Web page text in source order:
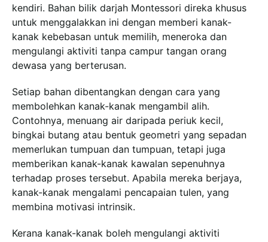
kendiri. Bahan bilik darjah Montessori direka khusus
untuk menggalakkan ini dengan memberi kanak-
kanak kebebasan untuk memilih, meneroka dan
mengulangi aktiviti tanpa campur tangan orang
dewasa yang berterusan.
Setiap bahan dibentangkan dengan cara yang
membolehkan kanak-kanak mengambil alih.
Contohnya, menuang air daripada periuk kecil,
bingkai butang atau bentuk geometri yang sepadan
memerlukan tumpuan dan tumpuan, tetapi juga
memberikan kanak-kanak kawalan sepenuhnya
terhadap proses tersebut. Apabila mereka berjaya,
kanak-kanak mengalami pencapaian tulen, yang
membina motivasi intrinsik.
Kerana kanak-kanak boleh mengulangi aktiviti